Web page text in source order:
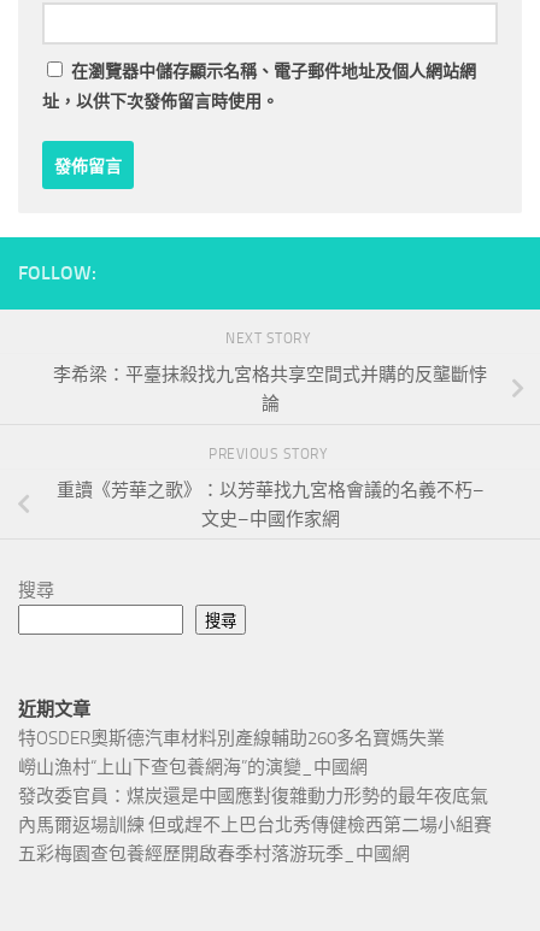
在瀏覽器中儲存顯示名稱、電子郵件地址及個人網站網
址，以供下次發佈留言時使用。
FOLLOW:
NEXT STORY
李希梁：平臺抹殺找九宮格共享空間式并購的反壟斷悖
論
PREVIOUS STORY
重讀《芳華之歌》：以芳華找九宮格會議的名義不朽–
文史–中國作家網
搜尋
搜尋
近期文章
特OSDER奧斯德汽車材料別產線輔助260多名寶媽失業
嶗山漁村“上山下查包養網海”的演變_中國網
發改委官員：煤炭還是中國應對復雜動力形勢的最年夜底氣
內馬爾返場訓練 但或趕不上巴台北秀傳健檢西第二場小組賽
五彩梅園查包養經歷開啟春季村落游玩季_中國網